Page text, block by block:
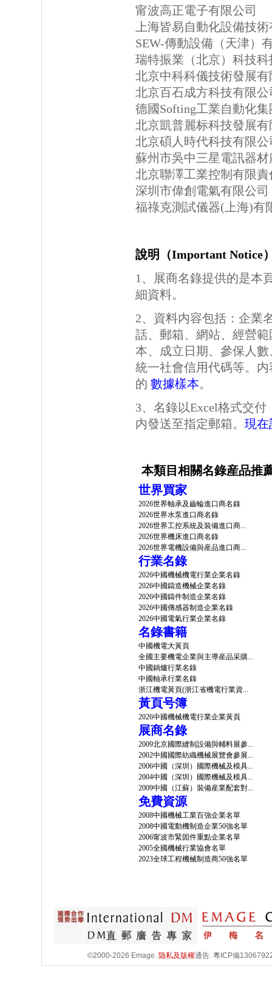
甯波高正電子有限公司
上海皆易自動化設備技
SEW-傳動設備（天津）
瑞特振業（北京）科技
北京中科科儀技術發展
北京百石成方科技有限公
德國Softing工業自動化集
北京凱普麗标科技發展有
北京碩人時代科技有限公
蘇州市吳中三星電訊器材
北京聯澤工業控制有限責
深圳市偉創電氣有限公司
福祿克測試儀器(上海)有
說明（Important Notice
1、展商名錄提供的是本
細資料。
2、資料内容包括：企業
話、郵箱、網站、經營
本、成立日期、參保人
統一社會信用代碼等。
的 數據樣本。
3、名錄以Excel格式交
内發送至指定郵箱。 現在
本類目相關名錄産品推
世界買家
2026世界軸承及齒輪進口商名錄
2026世界水泵進口商名錄
2026世界工控系統及裝備進口商...
2026世界機床進口商名錄
2026世界電機設備與産品進口商...
行業名錄
2026中國機械機電行業企業名錄
2026中國鑄造機械企業名錄
2026中國鑄件制造企業名錄
2026中國傳感器制造企業名錄
2026中國電氣行業企業名錄
名錄書籍
中國機電大黃頁
全國主要機電企業與主導産品采購...
中國鍋爐行業名錄
中國軸承行業名錄
浙江機電黃頁(浙江省機電行業資...
黃頁号簿
2026中國機械機電行業企業黃頁
展商名錄
2009北京國際縫制設備與輔料展參...
2002中國國際紡織機械展覽會參展...
2006中國（深圳）國際機械及模具...
2004中國（深圳）國際機械及模具...
2009中國（江蘇）裝備産業配套對...
免費資源
2008中國機械工業百強企業名單
2008中國電動機制造企業50強名單
2006甯波市緊固件重點企業名單
2005全國機械行業協會名單
2023全球工程機械制造商50強名單
©2000-2026 Emage. 隐私及版權通告. 粵ICP備